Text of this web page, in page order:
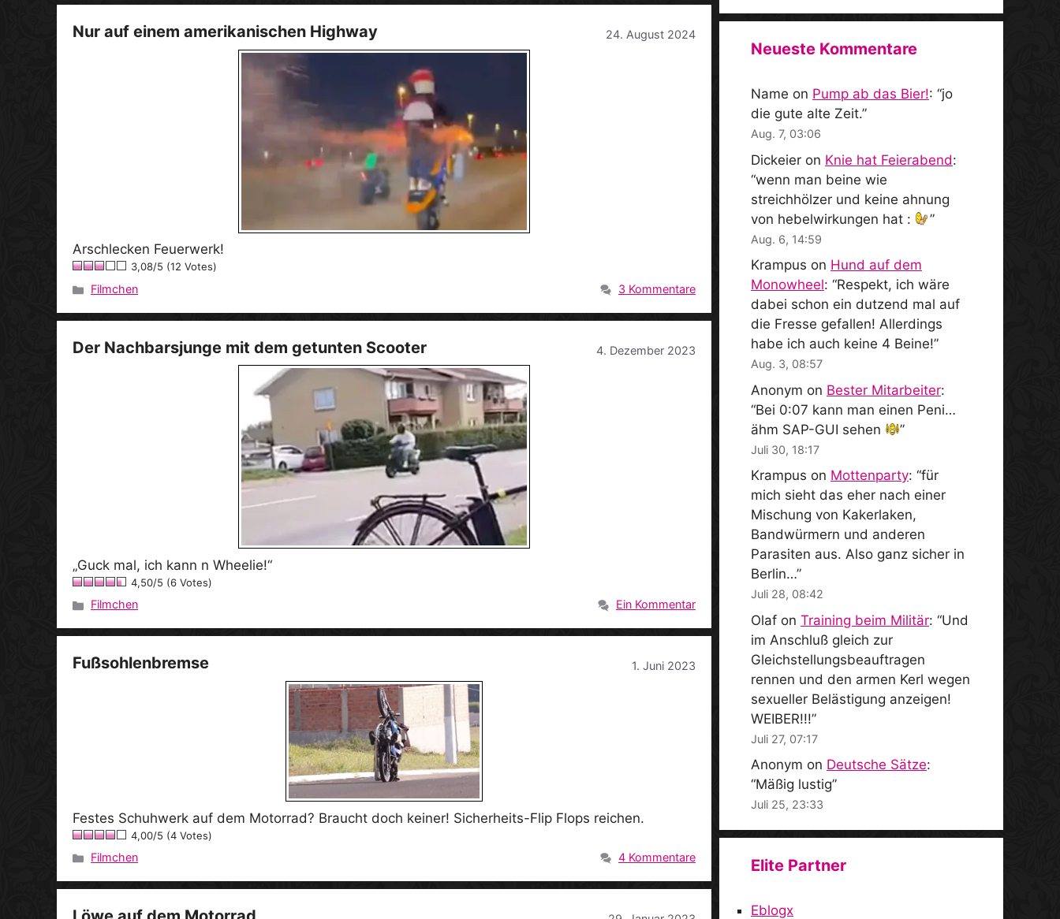
Nur auf einem amerikanischen Highway 24. August 2024
Arschlecken Feuerwerk!
3,08/5 (12 Votes)
Kategorien
Filmchen 3 Kommentare
Der Nachbarsjunge mit dem getunten Scooter 4. Dezember 2023
„Guck mal, ich kann n Wheelie!“
4,50/5 (6 Votes)
Kategorien
Filmchen Ein Kommentar
Fußsohlenbremse 1. Juni 2023
Festes Schuhwerk auf dem Motorrad? Braucht doch keiner! Sicherheits-Flip Flops reichen.
4,00/5 (4 Votes)
Kategorien
Filmchen 4 Kommentare
Neueste Kommentare
Name on Pump ab das Bier!: “jo
die gute alte Zeit.”
Aug. 7, 03:06
Dickeier on Knie hat Feierabend:
“wenn man beine wie
streichhölzer und keine ahnung
von hebelwirkungen hat :
”
Aug. 6, 14:59
Krampus on Hund auf dem
Monowheel: “Respekt, ich wäre
dabei schon ein dutzend mal auf
die Fresse gefallen! Allerdings
habe ich auch keine 4 Beine!”
Aug. 3, 08:57
Anonym on Bester Mitarbeiter:
“Bei 0:07 kann man einen Peni…
ähm SAP-GUI sehen
”
Juli 30, 18:17
Krampus on Mottenparty: “für
mich sieht das eher nach einer
Mischung von Kakerlaken,
Bandwürmern und anderen
Parasiten aus. Also ganz sicher in
Berlin…”
Juli 28, 08:42
Olaf on Training beim Militär: “Und
im Anschluß gleich zur
Gleichstellungsbeauftragen
rennen und den armen Kerl wegen
sexueller Belästigung anzeigen!
WEIBER!!!”
Juli 27, 07:17
Anonym on Deutsche Sätze:
“Mäßig lustig”
Juli 25, 23:33
Elite Partner
Eblogx